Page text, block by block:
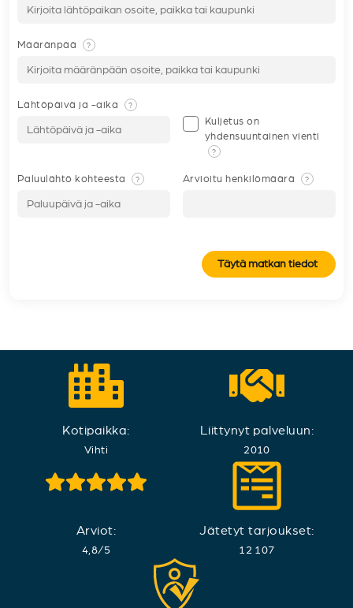
Määränpää ?
Lähtöpäivä ja -aika ?
Kuljetus on
yhdensuuntainen vienti
?
Paluulähtö kohteesta ? Arvioitu henkilömäärä ?
Täytä matkan tiedot
Kotipaikka:
Vihti
Liittynyt palveluun:
2010
Arviot:
4,8/5
Jätetyt tarjoukset:
12 107